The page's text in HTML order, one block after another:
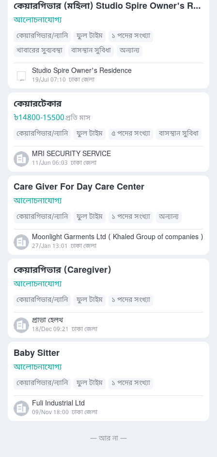
কেয়ারগিভার (মহিলা) Studio Spire Owner's Residence
আলোচনাযোগ্য
কেয়ারগিভার/ন্যানি ফুল টাইম
১ পদের সংখ্যা
খাবারের সুব্যবস্থা
বাসস্থান সুবিধা অন্যান্য
Studio Spire Owner's Residence
19/Jul 07:10 ঢাকা জেলা
কেয়ারটেকার
৳14800-15500প্রতি মাস
কেয়ারগিভার/ন্যানি
ফুল টাইম ৫ পদের সংখ্যা বাসস্থান সুবিধা
MRI SECURITY SERVICE
11/Jun 06:03 ঢাকা জেলা
Care Giver For Day Care Center
আলোচনাযোগ্য
কেয়ারগিভার/ন্যানি ফুল টাইম ১ পদের সংখ্যা অন্যান্য
Moonlight Garments Ltd ( Khaled Group of companies )
27/Jan 13:01 ঢাকা জেলা
কেয়ারগিভার (Caregiver)
আলোচনাযোগ্য
কেয়ারগিভার/ন্যানি ফুল টাইম ১ পদের সংখ্যা
প্রাভা হেলথ
18/Dec 09:21 ঢাকা জেলা
Baby Sitter
আলোচনাযোগ্য
কেয়ারগিভার/ন্যানি ফুল টাইম ১ পদের সংখ্যা
Fuli Industrial Ltd
09/Nov 18:00 ঢাকা জেলা
— আর না —